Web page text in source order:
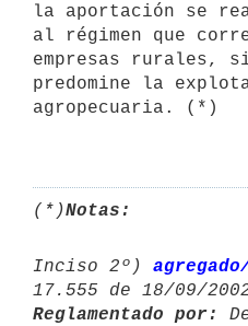
la aportación se
al régimen que
empresas rurales,
predomine la
agropecuaria. (*)
(*)Notas:
Inciso 2º)
17.555 de 18/09/
Reglamentado por: